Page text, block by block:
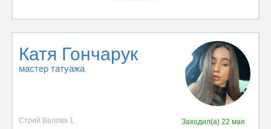
Катя Гончарук
мастер татуажа
Стрий Валова 1 Заходил(а)22 мая